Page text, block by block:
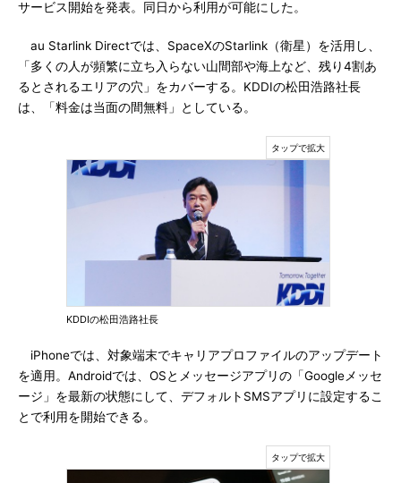
サービス開始を発表。同日から利用が可能にした。
au Starlink Directでは、SpaceXのStarlink（衛星）を活用し、
「多くの人が頻繁に立ち入らない山間部や海上など、残り4割あ
るとされるエリアの穴」をカバーする。KDDIの松田浩路社長
は、「料金は当面の間無料」としている。
KDDIの松田浩路社長
iPhoneでは、対象端末でキャリアプロファイルのアップデート
を適用。Androidでは、OSとメッセージアプリの「Googleメッセ
ージ」を最新の状態にして、デフォルトSMSアプリに設定するこ
とで利用を開始できる。